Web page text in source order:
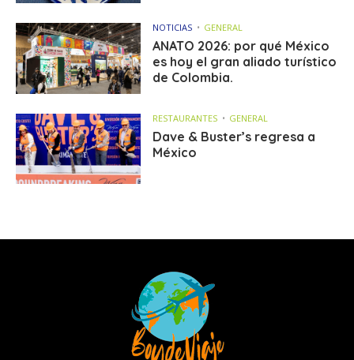
NOTICIAS GENERAL
ANATO 2026: por qué México
es hoy el gran aliado turístico
de Colombia.
RESTAURANTES GENERAL
Dave & Buster’s regresa a
México